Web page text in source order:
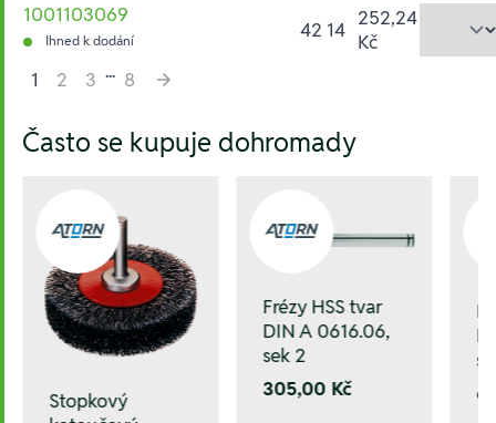
1001103069
Ihned k dodání 42 14 252,24
Kč
1
2 3 ... 8
Často se kupuje dohromady
Stopkový
Frézy HSS tvar
DIN A 0616.06,
sek 2
305,00 Kč